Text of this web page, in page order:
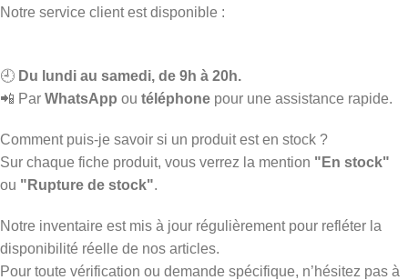
Notre service client est disponible :
🕘 Du lundi au samedi, de 9h à 20h.
📲 Par WhatsApp ou téléphone pour une assistance rapide.
Comment puis-je savoir si un produit est en stock ?
Sur chaque fiche produit, vous verrez la mention "En stock"
ou "Rupture de stock".
Notre inventaire est mis à jour régulièrement pour refléter la
disponibilité réelle de nos articles.
Pour toute vérification ou demande spécifique, n’hésitez pas à